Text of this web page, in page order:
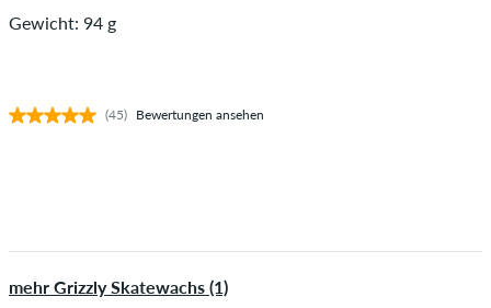
Gewicht: 94 g
(45) Bewertungen ansehen
mehr Grizzly Skatewachs (1)